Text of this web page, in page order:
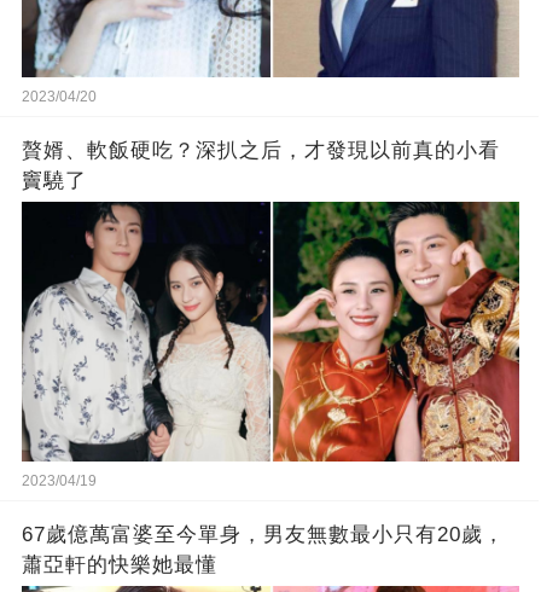
2023/04/20
贅婿、軟飯硬吃？深扒之后，才發現以前真的小看
竇驍了
2023/04/19
67歲億萬富婆至今單身，男友無數最小只有20歲，
蕭亞軒的快樂她最懂